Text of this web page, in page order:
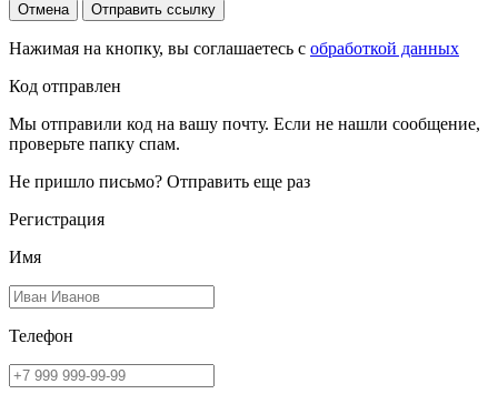
Отмена Отправить ссылку
Нажимая на кнопку, вы соглашаетесь с обработкой данных
Код отправлен
Мы отправили код на вашу почту. Если не нашли сообщение,
проверьте папку спам.
Не пришло письмо? Отправить еще раз
Регистрация
Имя
Телефон